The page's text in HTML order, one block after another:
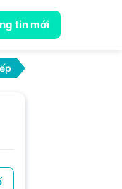
tin mới